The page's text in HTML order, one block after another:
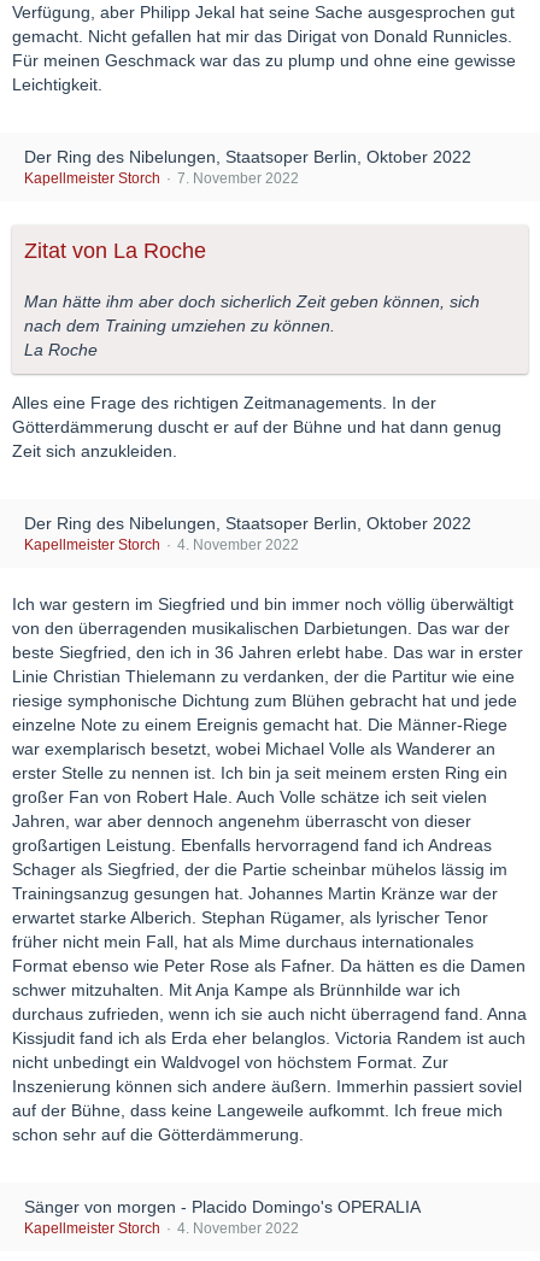
Verfügung, aber Philipp Jekal hat seine Sache ausgesprochen gut
gemacht. Nicht gefallen hat mir das Dirigat von Donald Runnicles.
Für meinen Geschmack war das zu plump und ohne eine gewisse
Leichtigkeit.
Der Ring des Nibelungen, Staatsoper Berlin, Oktober 2022
Kapellmeister Storch 7. November 2022
Zitat von La Roche
Man hätte ihm aber doch sicherlich Zeit geben können, sich
nach dem Training umziehen zu können.
La Roche
Alles eine Frage des richtigen Zeitmanagements. In der
Götterdämmerung duscht er auf der Bühne und hat dann genug
Zeit sich anzukleiden.
Der Ring des Nibelungen, Staatsoper Berlin, Oktober 2022
Kapellmeister Storch 4. November 2022
Ich war gestern im Siegfried und bin immer noch völlig überwältigt
von den überragenden musikalischen Darbietungen. Das war der
beste Siegfried, den ich in 36 Jahren erlebt habe. Das war in erster
Linie Christian Thielemann zu verdanken, der die Partitur wie eine
riesige symphonische Dichtung zum Blühen gebracht hat und jede
einzelne Note zu einem Ereignis gemacht hat. Die Männer-Riege
war exemplarisch besetzt, wobei Michael Volle als Wanderer an
erster Stelle zu nennen ist. Ich bin ja seit meinem ersten Ring ein
großer Fan von Robert Hale. Auch Volle schätze ich seit vielen
Jahren, war aber dennoch angenehm überrascht von dieser
großartigen Leistung. Ebenfalls hervorragend fand ich Andreas
Schager als Siegfried, der die Partie scheinbar mühelos lässig im
Trainingsanzug gesungen hat. Johannes Martin Kränze war der
erwartet starke Alberich. Stephan Rügamer, als lyrischer Tenor
früher nicht mein Fall, hat als Mime durchaus internationales
Format ebenso wie Peter Rose als Fafner. Da hätten es die Damen
schwer mitzuhalten. Mit Anja Kampe als Brünnhilde war ich
durchaus zufrieden, wenn ich sie auch nicht überragend fand. Anna
Kissjudit fand ich als Erda eher belanglos. Victoria Randem ist auch
nicht unbedingt ein Waldvogel von höchstem Format. Zur
Inszenierung können sich andere äußern. Immerhin passiert soviel
auf der Bühne, dass keine Langeweile aufkommt. Ich freue mich
schon sehr auf die Götterdämmerung.
Sänger von morgen - Placido Domingo's OPERALIA
Kapellmeister Storch 4. November 2022